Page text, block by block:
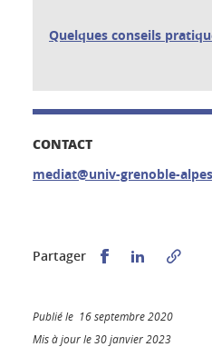
Quelques conseils
CONTACT
mediat@univ-grenoble-
Partager Partager sur
Partager
Publié le 16 septembre 2020
Mis à jour le 30 janvier 2023